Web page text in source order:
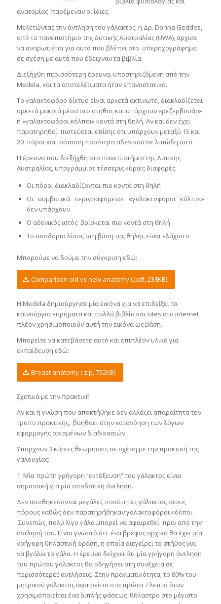
ανατομίας παρέμεναν οι ίδιες.
Μελετώντας την άντληση του γάλακτος, η Δρ. Donna Geddes,
από το πανεπιστήμιο της Δυτικής Αυστραλίας (UWA), άρχισε
να αναρωτιέται για αυτό που βλέπει στο υπερηχογράφημα
σε σχέση με αυτά που έδειχναν τα βιβλία.
Διεξήχθη περισσότερη έρευνα, υποστηριζόμενη από την
Medela, και τα αποτελέσματα ήταν επαναστατικά.
Το γαλακτοφόρο δίκτυο είναι αρκετά ακτινωτό, διακλαδίζεται
αρκετά μακριά μέσα στο στήθος και υπάρχουν «ρεζερβουάρ»
ή «γαλακτοφόροι κόλποι» κοντά στη θηλή. Αν και δεν έχει
παρατηρηθεί, πιστεύεται επίσης ότι υπάρχουν μεταξύ 15 και
20 πόροι και ισόποση ποσότητα αδενικού σε λιπώδη ιστό.
Η έρευνα που διεξήχθη στο πανεπιστήμιο της Δυτικής
Αυστραλίας, υπογράμμισε τέσσερις κύριες διαφορές:
Οι πόροι διακλαδίζονται πιο κοντά στη θηλή
Οι συμβατικά περιγραφόμενοι «γαλακτοφόροι κόλποι»
δεν υπάρχουν
Ο αδενικός ιστός βρίσκεται πιο κοντά στη θηλή
Το υποδόριο λίπος στη βάση της θηλής είναι ελάχιστο
Μπορούμε να δούμε την σύγκριση εδώ:
Comparison old vs new anatomy (.pdf, 238KB)
Η Medela δημιούργησε μία εικόνα για να επιδείξει τα
καινούργια ευρήματα και πολλά βιβλία και sites στο internet
πλέον χρησιμοποιούν αυτή την εικόνα ως βάση.
Μπορείτε να κατεβάσετε αυτό και επιπλέον υλικό για
εκπαίδευση εδώ:
Breast anatomy (.zip, 732KB)
Σχετικά με την πρακτική
Αν και η γνώση που αποκτήθηκε δεν αλλάζει απαραίτητα τον
τρόπο πρακτικής, βοηθάει στην κατανόηση των λόγων
εφαρμογής ορισμένων διαδικασιών.
Υπάρχουν 3 κύριες θεωρήσεις σε σχέση με την πρακτική της
γαλουχίας:
1. Μία πρώτη γρήγορη “εκτόξευση” του γάλακτος είναι
σημαντική για μία αποδοτική άντληση.
Δεν αποθηκεύονται μεγάλες ποσότητες γάλακτος στους
πόρους καθώς δεν παρατηρήθηκαν γαλακτοφόροι κόλποι.
Συνεπώς, πολύ λίγο γάλα μπορεί να αφαιρεθεί πριν από την
άντλησή του. Είναι γνωστό ότι ένα βρέφος αρχικά θα έχει μία
γρήγορη θηλαστική δράση, η οποία διεγείρει το στήθος για
να βγάλει το γάλα. Η έρευνα δείχνει ότι μία γρήγορη άντληση
του πρώτου γάλακτος θα οδηγήσει στη συνέχεια σε
περισσότερες αντλήσεις. Στην πραγματικότητα, το 80% του
μητρικού γάλακτος αφαιρείται στα πρώτα 7 λεπτά όταν
χρησιμοποιείται ένα διπλής φάσεως θήλαστρο στο μέγιστο